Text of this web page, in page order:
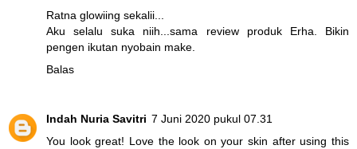
Ratna glowiing sekalii...
Aku selalu suka niih...sama review produk Erha. Bikin
pengen ikutan nyobain make.
Balas
Indah Nuria Savitri 7 Juni 2020 pukul 07.31
You look great! Love the look on your skin after using this